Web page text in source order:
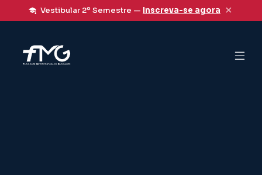
Vestibular 2º Semestre — Inscreva-se agora ×